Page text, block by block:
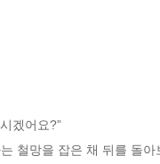
겠어요?”
철망을 잡은 채 뒤를 돌아